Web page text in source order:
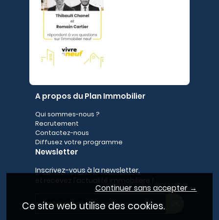
A propos du Plan Immobilier
Qui sommes-nous ?
Recrutement
Contactez-nous
Diffusez votre programme
Newsletter
Inscrivez-vous à la newsletter,
Continuer sans accepter →
Ce site web utilise des cookies.